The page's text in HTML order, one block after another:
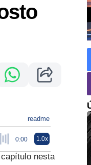
readme
0:00 1.0x
nesta